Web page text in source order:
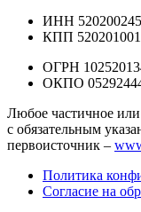
ИНН
КПП 520201001
ОГРН
ОКПО
Любое частичное или
с обязательным
первоисточник –
Политика
Согласие на